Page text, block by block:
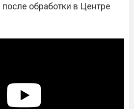
обработки в Центре